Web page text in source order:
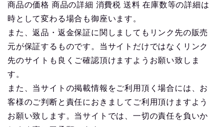
商品の価格 商品の詳細 消費税 送料 在庫数等の詳細は
時として変わる場合も御座います。
また、返品・返金保証に関しましてもリンク先の販売
元が保証するものです。当サイトだけではなくリンク
先のサイトも良くご確認頂けますようお願い致しま
す。
また、当サイトの掲載情報をご利用頂く場合には、お
客様のご判断と責任におきましてご利用頂けますよう
お願い致します。当サイトでは、一切の責任を負いか